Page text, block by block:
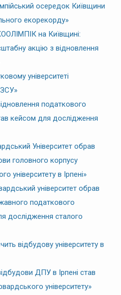
осередок Київщини
екорекорду»
на Київщині:
акцію з відновлення
університеті
податкового
кейсом для дослідження
Університет обрав
головного корпусу
університету в Ірпені»
університет обрав
податкового
дослідження сталого
відбудову університету в
ДПУ в Ірпені став
університету»